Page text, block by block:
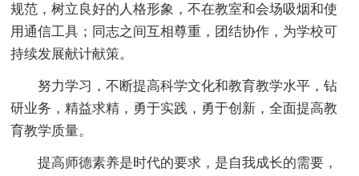
规范，树立良好的人格形象，不在教室和会场吸烟和使
用通信工具；同志之间互相尊重，团结协作，为学校可
持续发展献计献策。
努力学习，不断提高科学文化和教育教学水平，钻
研业务，精益求精，勇于实践，勇于创新，全面提高教
育教学质量。
提高师德素养是时代的要求，是自我成长的需要，